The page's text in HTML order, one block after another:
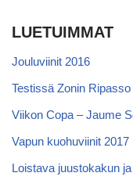
LUETUIMMAT
Jouluviinit 2016
Testissä Zonin
Viikon Copa – Jaume
Vapun kuohuviinit 2017
Loistava juustokakun